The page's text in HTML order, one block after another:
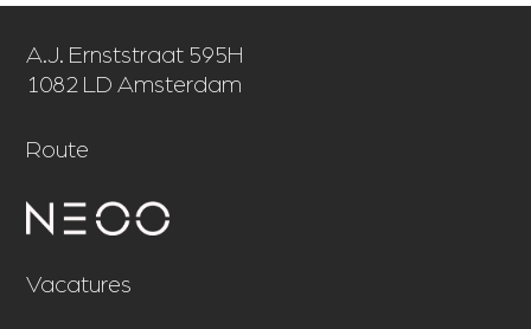
A.J. Ernststraat 595H
1082 LD Amsterdam
Route
Vacatures